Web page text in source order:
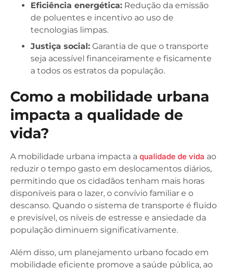
Eficiência energética: Redução da emissão
de poluentes e incentivo ao uso de
tecnologias limpas.
Justiça social: Garantia de que o transporte
seja acessível financeiramente e fisicamente
a todos os estratos da população.
Como a mobilidade urbana
impacta a qualidade de
vida?
A mobilidade urbana impacta a qualidade de vida ao
reduzir o tempo gasto em deslocamentos diários,
permitindo que os cidadãos tenham mais horas
disponíveis para o lazer, o convívio familiar e o
descanso. Quando o sistema de transporte é fluido
e previsível, os níveis de estresse e ansiedade da
população diminuem significativamente.
Além disso, um planejamento urbano focado em
mobilidade eficiente promove a saúde pública, ao